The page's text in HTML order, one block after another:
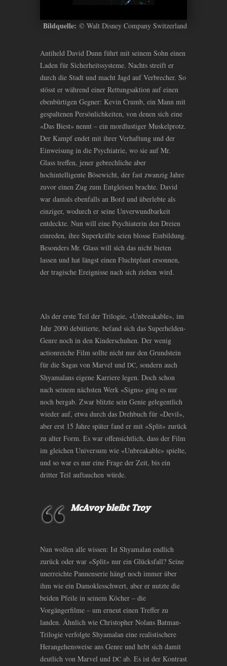
Bildquelle: © Walt Disney Company Switzerland
Antiheld David Dunn führt mit seinem Sohn einen
Laden für Sicherheitssysteme. Nachts streift er
durch die Stadt und macht Jagd auf Verbrecher. So
stösst er während einer Rettungsaktion auf einen
ebenbürtigen Gegner: Kevin Crumb, ein Mann mit
gespaltenen Persönlichkeiten, von denen sich eine
«Das Biest» nennt – ein mordlustiger Muskelprotz.
Der Kampf endet mit ihrer Verhaftung und der
Einweisung in die Psychiatrie, wo sie auf Mr.
Glass treffen, jener gebrechliche aber
hochintelligente Bösewicht, der fast zwanzig Jahre
zuvor einen Zug zum Entgleisen brachte. David
war damals ebenfalls an Bord und überlebte als
einziger, wodurch er seine Unverwundbarkeit
entdeckte. Nun will eine Psychiaterin den Dreien
einreden, ihre Superkräfte seien blosse Einbildung.
Besonders Mr. Glass will sich das nicht bieten
lassen und hat längst einen Fluchtplant ersonnen,
der tragische Ereignisse nach sich ziehen wird.
Als der erste Teil der Trilogie, «Unbreakable», im
Jahr 2000 debütierte, befand sich das Superhelden-
Genre noch in den Kinderschuhen. Der wenig
actionreiche Film sollte nicht nur den Grundstein
für die Sagas von Marvel und DC, sondern auch
Shyamalans eigene Karriere legen. Doch schon
nach seinem nächsten Werk «Signs» ging es nur
noch bergab. Zwar blitzte sein Genie gelegentlich
wieder auf, etwa durch das Drehbuch für «Devil»,
aber erst 15 Jahre später fand er mit «Split» zurück
zu alter Form. Es war offensichtlich, dass der Film
im gleichen Universum wie «Unbreakable» spielte,
und so war es nur eine Frage der Zeit, bis ein
dritter Teil auftauchen würde.
McAvoy bleibt Troy
Nun wollen alle wissen: Ist Shyamalan endlich
zurück oder war «Split» nur ein Glücksfall? Seine
unerreichte Pannenserie hängt noch immer über
ihm wie ein Damoklesschwert, aber er nutzte die
beiden Pfeile in seinem Köcher – die
Vorgängerfilme – um erneut einen Treffer zu
landen. Ähnlich wie Christopher Nolans Batman-
Trilogie verfolgte Shyamalan eine realistischere
Herangehensweise ans Genre und hebt sich damit
deutlich von Marvel und DC ab. Es ist der Kontrast